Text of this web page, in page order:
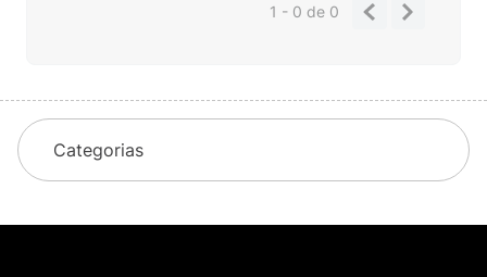
1 - 0de 0
Categorias